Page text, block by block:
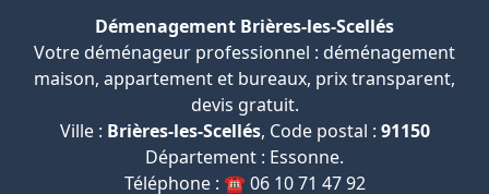
Démenagement Brières-les-Scellés
Votre déménageur professionnel : déménagement
maison, appartement et bureaux, prix transparent,
devis gratuit.
Ville : Brières-les-Scellés, Code postal : 91150
Département : Essonne.
Téléphone : ☎️ 06 10 71 47 92